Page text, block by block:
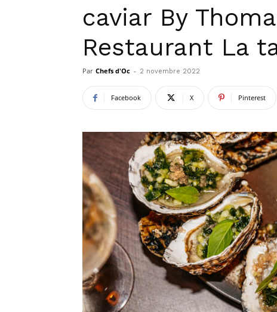
caviar By
Restaurant La
Par Chefs d'Oc - 2 novembre 2022
Facebook X Pinterest